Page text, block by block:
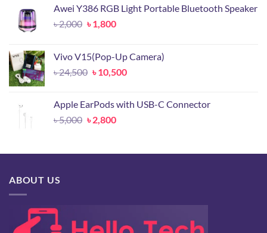
Awei Y386 RGB Light Portable Bluetooth Speaker
৳2,000 Original
৳ 2,000.
৳1,800Current
৳ 1,800.
Vivo V15(Pop-Up Camera)
৳24,500 Original
৳ 24,500.
৳10,500Current
৳ 10,500.
Apple EarPods with USB-C Connector
৳5,000 Original
৳ 5,000.
৳2,800Current
৳ 2,800.
ABOUT US